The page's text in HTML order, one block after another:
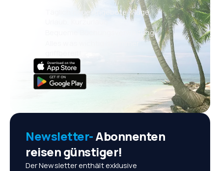
Täglich neue Angebote: Flüge,
Bequeme Buchungsverwaltung
Newsletter-Abonnenten
reisen günstiger!
Der Newsletter enthält exklusive